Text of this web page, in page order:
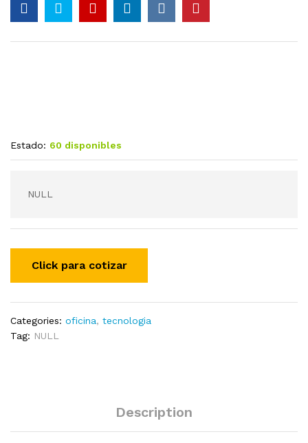
Estado: 60 disponibles
NULL
Categories: oficina, tecnologia
Tag: NULL
Description